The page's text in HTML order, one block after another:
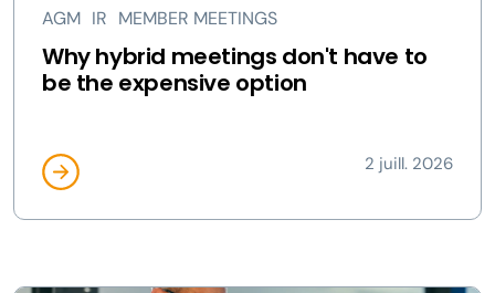
AGM IR MEMBER MEETINGS
Why hybrid meetings don't have to
be the expensive option
2 juill. 2026